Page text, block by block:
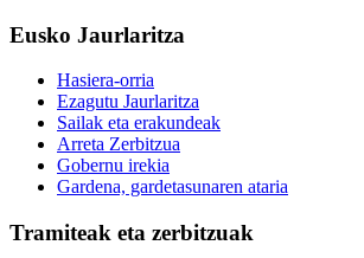
Eusko Jaurlaritza
Hasiera-orria
Ezagutu Jaurlaritza
Sailak eta erakundeak
Arreta Zerbitzua
Gobernu irekia
Gardena, gardetasunaren ataria
Tramiteak eta zerbitzuak